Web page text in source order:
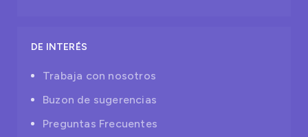
DE INTERÉS
Trabaja con nosotros
Buzon de sugerencias
Preguntas Frecuentes